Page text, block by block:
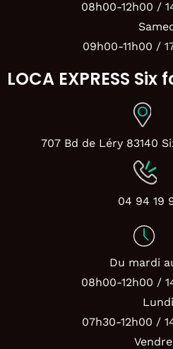
08h00-12h00 /
09h00-11h00 /
LOCA EXPRESS Six
707 Bd de Léry 83140
04 94 19
Du mardi
08h00-12h00 /
Lundi
07h30-12h00 /